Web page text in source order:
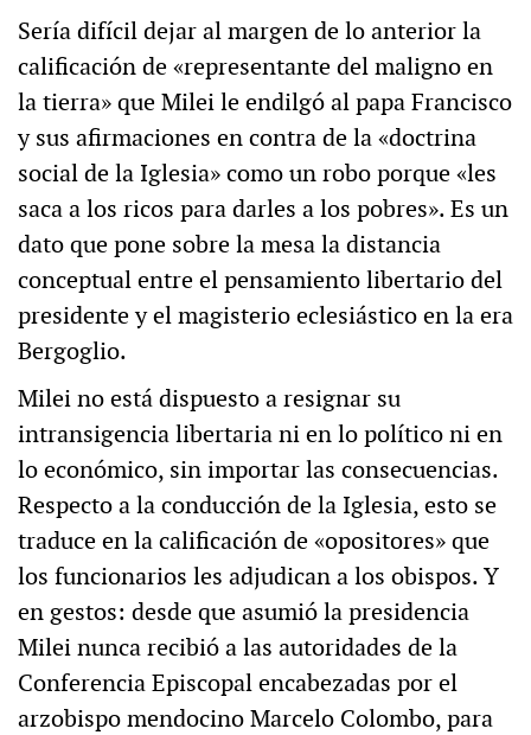
Sería difícil dejar al margen de lo anterior la
calificación de «representante del maligno en
la tierra» que Milei le endilgó al papa Francisco
y sus afirmaciones en contra de la «doctrina
social de la Iglesia» como un robo porque «les
saca a los ricos para darles a los pobres». Es un
dato que pone sobre la mesa la distancia
conceptual entre el pensamiento libertario del
presidente y el magisterio eclesiástico en la era
Bergoglio.
Milei no está dispuesto a resignar su
intransigencia libertaria ni en lo político ni en
lo económico, sin importar las consecuencias.
Respecto a la conducción de la Iglesia, esto se
traduce en la calificación de «opositores» que
los funcionarios les adjudican a los obispos. Y
en gestos: desde que asumió la presidencia
Milei nunca recibió a las autoridades de la
Conferencia Episcopal encabezadas por el
arzobispo mendocino Marcelo Colombo, para